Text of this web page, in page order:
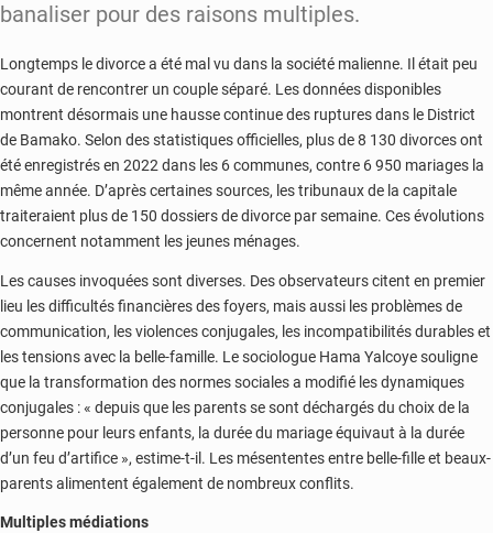
banaliser pour des raisons multiples.
Longtemps le divorce a été mal vu dans la société malienne. Il était peu
courant de rencontrer un couple séparé. Les données disponibles
montrent désormais une hausse continue des ruptures dans le District
de Bamako. Selon des statistiques officielles, plus de 8 130 divorces ont
été enregistrés en 2022 dans les 6 communes, contre 6 950 mariages la
même année. D’après certaines sources, les tribunaux de la capitale
traiteraient plus de 150 dossiers de divorce par semaine. Ces évolutions
concernent notamment les jeunes ménages.
Les causes invoquées sont diverses. Des observateurs citent en premier
lieu les difficultés financières des foyers, mais aussi les problèmes de
communication, les violences conjugales, les incompatibilités durables et
les tensions avec la belle-famille. Le sociologue Hama Yalcoye souligne
que la transformation des normes sociales a modifié les dynamiques
conjugales : « depuis que les parents se sont déchargés du choix de la
personne pour leurs enfants, la durée du mariage équivaut à la durée
d’un feu d’artifice », estime-t-il. Les mésententes entre belle-fille et beaux-
parents alimentent également de nombreux conflits.
Multiples médiations